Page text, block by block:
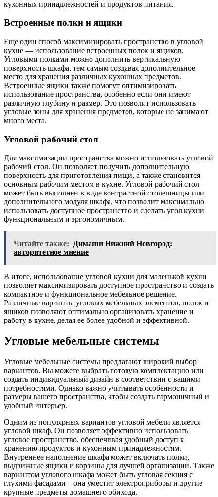
кухонных принадлежностей и продуктов питания.
Встроенные полки и ящики
Еще один способ максимизировать пространство в угловой
кухне — использование встроенных полок и ящиков.
Угловыми полками можно дополнить вертикальную
поверхность шкафа, тем самым создавая дополнительное
место для хранения различных кухонных предметов.
Встроенные ящики также помогут оптимизировать
использование пространства, особенно если они имеют
различную глубину и размер. Это позволит использовать
угловые зоны для хранения предметов, которые не занимают
много места.
Угловой рабочий стол
Для максимизации пространства можно использовать угловой
рабочий стол. Он позволяет получить дополнительную
поверхность для приготовления пищи, а также становится
основным рабочим местом в кухне. Угловой рабочий стол
может быть выполнен в виде контрастной столешницы или
дополнительного модуля шкафа, что позволит максимально
использовать доступное пространство и сделать угол кухни
функциональным и эргономичным.
Читайте также: Димаши Нижний Новгород:
авторитетное мнение
В итоге, использование угловой кухни для маленькой кухни
позволяет максимизировать доступное пространство и создать
компактное и функциональное мебельное решение.
Различные варианты угловых мебельных элементов, полок и
ящиков позволяют оптимально организовать хранение и
работу в кухне, делая ее более удобной и эффективной.
Угловые мебельные системы
Угловые мебельные системы предлагают широкий выбор
вариантов. Вы можете выбрать готовую комплектацию или
создать индивидуальный дизайн в соответствии с вашими
потребностями. Однако важно учитывать особенности и
размеры вашего пространства, чтобы создать гармоничный и
удобный интерьер.
Одним из популярных вариантов угловой мебели является
угловой шкаф. Он позволяет эффективно использовать
угловое пространство, обеспечивая удобный доступ к
хранению продуктов и кухонным принадлежностям.
Внутреннее наполнение шкафа может включать полки,
выдвижные ящики и корзины для лучшей организации. Также
вариантом углового шкафа может быть угловая секция с
глухими фасадами – она уместит электроприборы и другие
крупные предметы домашнего обихода.